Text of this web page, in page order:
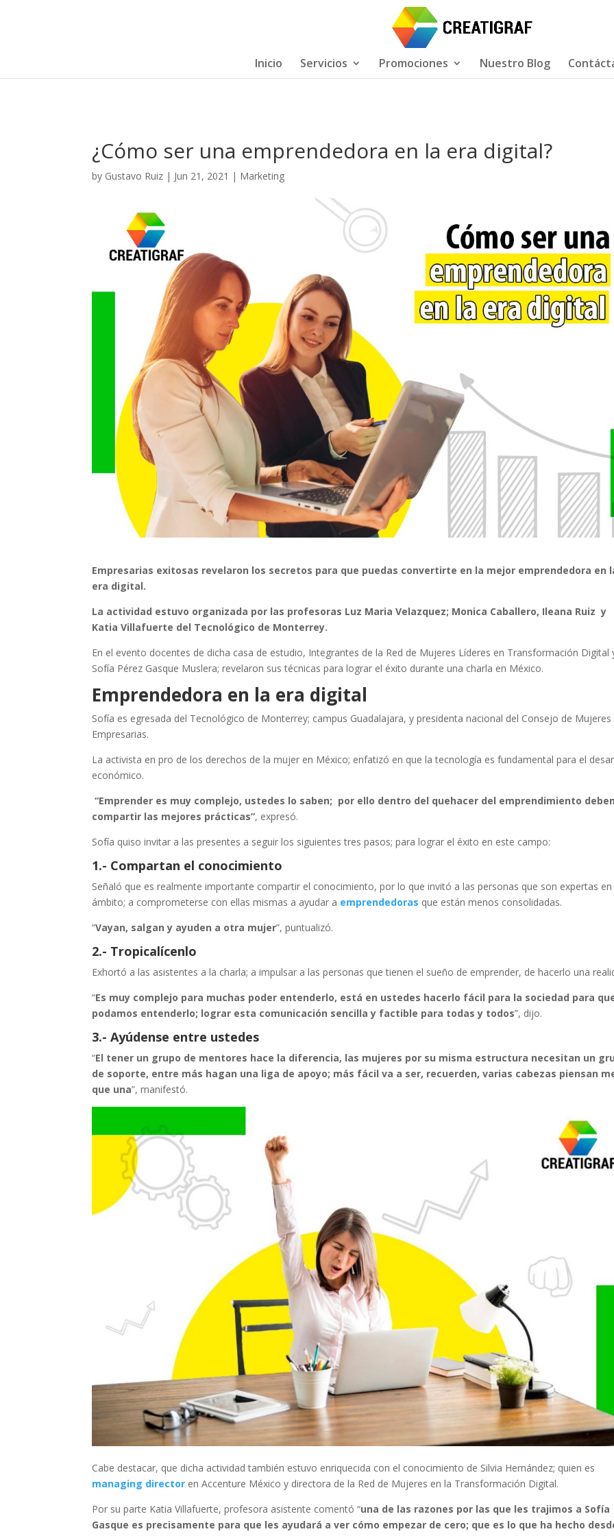
Inicio Servicios Promociones Nuestro Blog
¿Cómo ser una emprendedora en la era digital?
by Gustavo Ruiz | Jun 21, 2021 | Marketing
Empresarias exitosas revelaron los secretos para que puedas convertirte en la mejor emprendedora en
era digital.
La actividad estuvo organizada por las profesoras Luz Maria Velazquez; Monica Caballero, Ileana Ruiz y
Katia Villafuerte del Tecnológico de Monterrey.
En el evento docentes de dicha casa de estudio, Integrantes de la Red de Mujeres Líderes en Transformación Digital
Sofía Pérez Gasque Muslera; revelaron sus técnicas para lograr el éxito durante una charla en México.
Emprendedora en la era digital
Sofía es egresada del Tecnológico de Monterrey; campus Guadalajara, y presidenta nacional del Consejo de Mujeres
Empresarias.
La activista en pro de los derechos de la mujer en México; enfatizó en que la tecnología es fundamental para el
económico.
“Emprender es muy complejo, ustedes lo saben; por ello dentro del quehacer del emprendimiento
compartir las mejores prácticas”, expresó.
Sofía quiso invitar a las presentes a seguir los siguientes tres pasos; para lograr el éxito en este campo:
1.- Compartan el conocimiento
Señaló que es realmente importante compartir el conocimiento, por lo que invitó a las personas que son expertas
ámbito; a comprometerse con ellas mismas a ayudar a emprendedoras que están menos consolidadas.
“Vayan, salgan y ayuden a otra mujer”, puntualizó.
2.- Tropicalícenlo
Exhortó a las asistentes a la charla; a impulsar a las personas que tienen el sueño de emprender, de hacerlo una
“Es muy complejo para muchas poder entenderlo, está en ustedes hacerlo fácil para la sociedad para
podamos entenderlo; lograr esta comunicación sencilla y factible para todas y todos”, dijo.
3.- Ayúdense entre ustedes
“El tener un grupo de mentores hace la diferencia, las mujeres por su misma estructura necesitan un
de soporte, entre más hagan una liga de apoyo; más fácil va a ser, recuerden, varias cabezas piensan
que una”, manifestó.
Cabe destacar, que dicha actividad también estuvo enriquecida con el conocimiento de Silvia Hernández; quien es
managing director en Accenture México y directora de la Red de Mujeres en la Transformación Digital.
Por su parte Katia Villafuerte, profesora asistente comentó “una de las razones por las que les trajimos a Sofía
Gasque es precisamente para que les ayudará a ver cómo empezar de cero; que es lo que ha hecho